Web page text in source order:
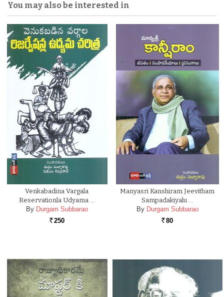
You may also be interested in
Venkabadina Vargala
Reservationla Udyama …
By Durgam Subbarao
Rs. 250
Manyasri Kanshiram Jeevitham
Sampadakiyalu …
By Durgam Subbarao
Rs. 80